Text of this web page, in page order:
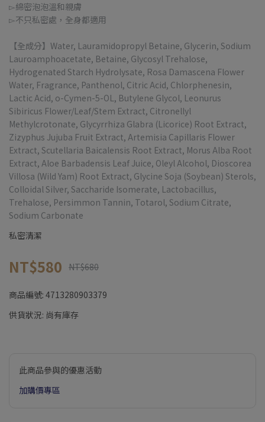
▻綿密泡泡溫和親膚
▻不只私密處，全身都適用
【全成分】Water, Lauramidopropyl Betaine, Glycerin, Sodium
Lauroamphoacetate, Betaine, Glycosyl Trehalose,
Hydrogenated Starch Hydrolysate, Rosa Damascena Flower
Water, Fragrance, Panthenol, Citric Acid, Chlorphenesin,
Lactic Acid, o-Cymen-5-OL, Butylene Glycol, Leonurus
Sibiricus Flower/Leaf/Stem Extract, Citronellyl
Methylcrotonate, Glycyrrhiza Glabra (Licorice) Root Extract,
Zizyphus Jujuba Fruit Extract, Artemisia Capillaris Flower
Extract, Scutellaria Baicalensis Root Extract, Morus Alba Root
Extract, Aloe Barbadensis Leaf Juice, Oleyl Alcohol, Dioscorea
Villosa (Wild Yam) Root Extract, Glycine Soja (Soybean) Sterols,
Colloidal Silver, Saccharide Isomerate, Lactobacillus,
Trehalose, Persimmon Tannin, Totarol, Sodium Citrate,
Sodium Carbonate
私密清潔
NT$580 NT$680
商品編號: 4713280903379
供貨狀況: 尚有庫存
此商品參與的優惠活動
加購價專區